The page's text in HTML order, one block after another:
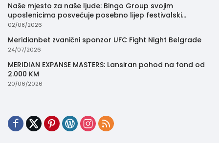
Naše mjesto za naše ljude: Bingo Group svojim
uposlenicima posvećuje posebno lijep festivalski
trenutak
02/08/2026
Meridianbet zvanični sponzor UFC Fight Night Belgrade
24/07/2026
MERIDIAN EXPANSE MASTERS: Lansiran pohod na fond od
2.000 KM
20/06/2026